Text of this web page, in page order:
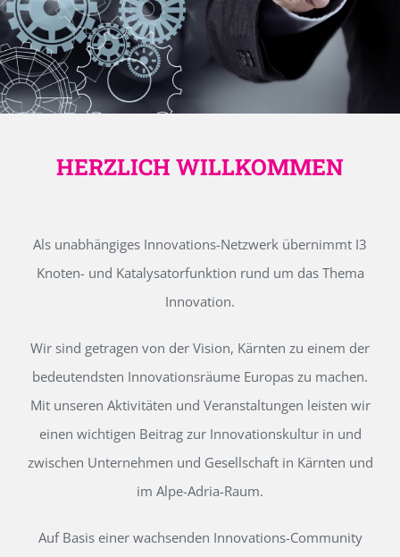
HERZLICH WILLKOMMEN
Als unabhängiges Innovations-Netzwerk übernimmt I3
Knoten- und Katalysatorfunktion rund um das Thema
Innovation.
Wir sind getragen von der Vision, Kärnten zu einem der
bedeutendsten Innovationsräume Europas zu machen.
Mit unseren Aktivitäten und Veranstaltungen leisten wir
einen wichtigen Beitrag zur Innovationskultur in und
zwischen Unternehmen und Gesellschaft in Kärnten und
im Alpe-Adria-Raum.
Auf Basis einer wachsenden Innovations-Community